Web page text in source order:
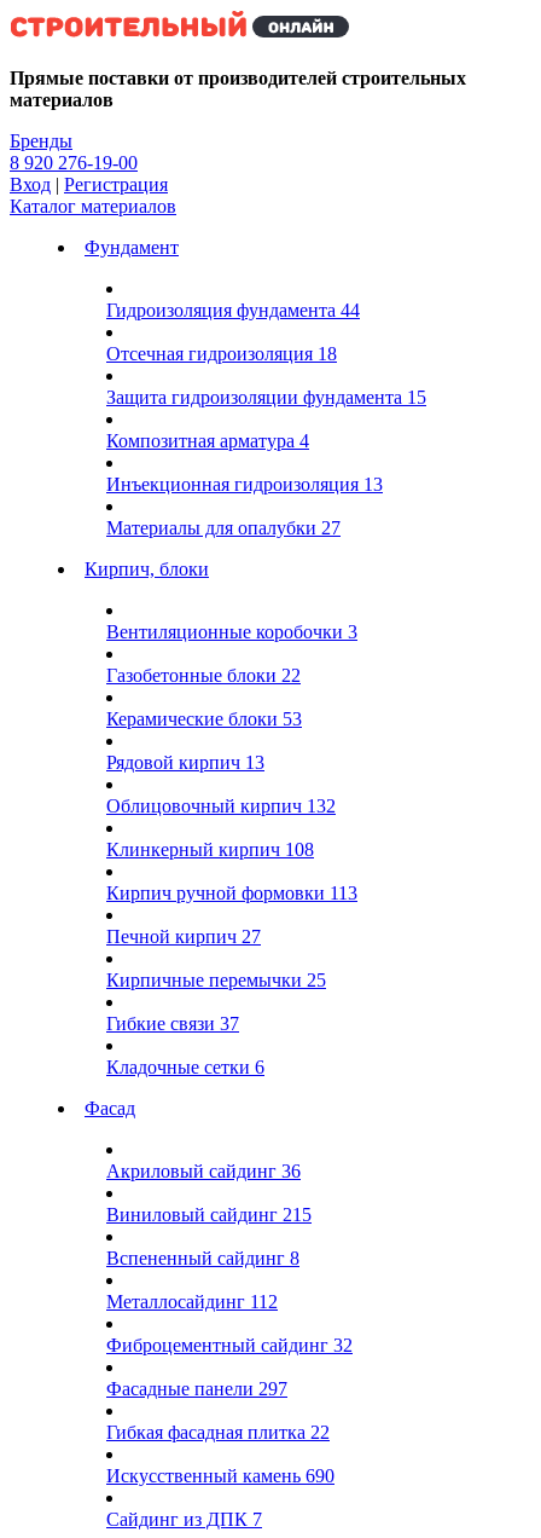
Kg
Прямые поставки от производителей строительных
материалов
Бренды
8 920 276-19-00
Вход | Регистрация
Каталог материалов
Фундамент
Гидроизоляция фундамента 44
Отсечная гидроизоляция 18
Защита гидроизоляции фундамента 15
Композитная арматура 4
Инъекционная гидроизоляция 13
Материалы для опалубки 27
Кирпич, блоки
Вентиляционные коробочки 3
Газобетонные блоки 22
Керамические блоки 53
Рядовой кирпич 13
Облицовочный кирпич 132
Клинкерный кирпич 108
Кирпич ручной формовки 113
Печной кирпич 27
Кирпичные перемычки 25
Гибкие связи 37
Кладочные сетки 6
Фасад
Акриловый сайдинг 36
Виниловый сайдинг 215
Вспененный сайдинг 8
Металлосайдинг 112
Фиброцементный сайдинг 32
Фасадные панели 297
Гибкая фасадная плитка 22
Искусственный камень 690
Сайдинг из ДПК 7